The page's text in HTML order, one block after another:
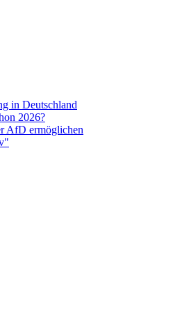
in Deutschland
2026?
AfD ermöglichen